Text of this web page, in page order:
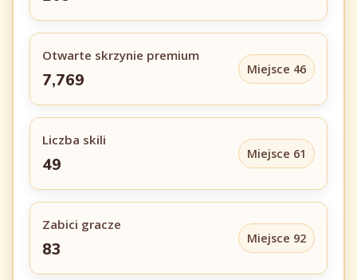
Otwarte skrzynie premium
7,769
Miejsce 46
Liczba skili
49
Miejsce 61
Zabici gracze
83
Miejsce 92